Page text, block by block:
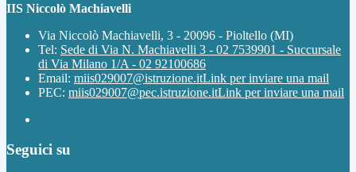
IIS Niccolò Machiavelli
Via Niccolò Machiavelli, 3 - 20096 - Pioltello (MI)
Tel: Sede di Via N. Machiavelli 3 - 02 7539901 - Succursale
di Via Milano 1/A - 02 92100686
Email: miis029007@istruzione.itLink per inviare una mail
PEC: miis029007@pec.istruzione.itLink per inviare una mail
Seguici su